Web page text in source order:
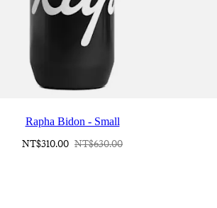
- Small
Rapha Bidon - Small
NT$310.00 NT$630.00